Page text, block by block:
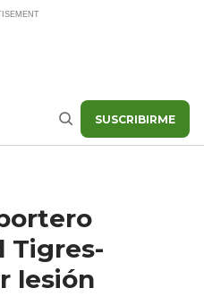
Buscar SUSCRIBIRME
Tigres-
lesión